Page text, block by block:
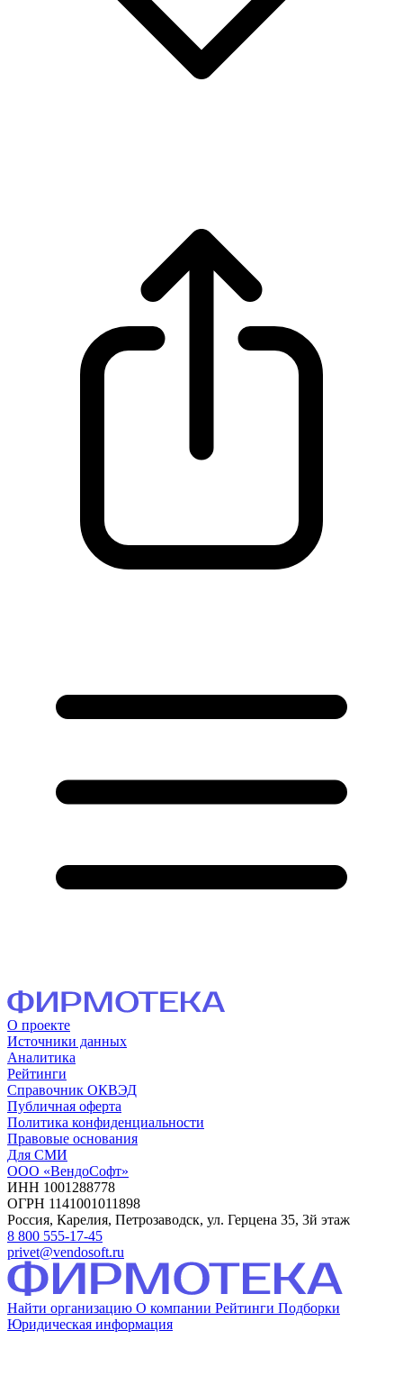
О проекте
Источники данных
Аналитика
Рейтинги
Справочник ОКВЭД
Публичная оферта
Политика конфиденциальности
Правовые основания
Для СМИ
ООО «ВендоСофт»
ИНН 1001288778
ОГРН 1141001011898
Россия, Карелия, Петрозаводск, ул. Герцена 35, 3й этаж
8 800 555-17-45
privet@vendosoft.ru
Найти организацию О компании Рейтинги Подборки
Юридическая информация